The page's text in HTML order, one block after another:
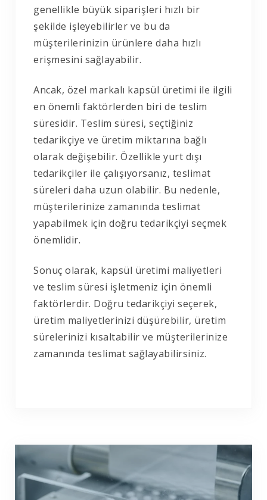
genellikle büyük siparişleri hızlı bir
şekilde işleyebilirler ve bu da
müşterilerinizin ürünlere daha hızlı
erişmesini sağlayabilir.
Ancak, özel markalı kapsül üretimi ile ilgili
en önemli faktörlerden biri de teslim
süresidir. Teslim süresi, seçtiğiniz
tedarikçiye ve üretim miktarına bağlı
olarak değişebilir. Özellikle yurt dışı
tedarikçiler ile çalışıyorsanız, teslimat
süreleri daha uzun olabilir. Bu nedenle,
müşterilerinize zamanında teslimat
yapabilmek için doğru tedarikçiyi seçmek
önemlidir.
Sonuç olarak, kapsül üretimi maliyetleri
ve teslim süresi işletmeniz için önemli
faktörlerdir. Doğru tedarikçiyi seçerek,
üretim maliyetlerinizi düşürebilir, üretim
sürelerinizi kısaltabilir ve müşterilerinize
zamanında teslimat sağlayabilirsiniz.